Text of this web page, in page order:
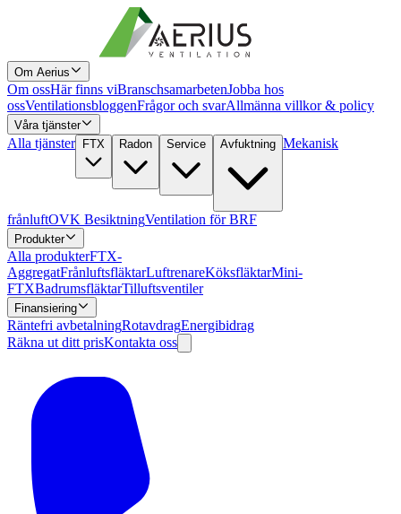
Om Aerius
Om ossHär finns viBranschsamarbetenJobba hos
ossVentilationsbloggenFrågor och svarAllmänna villkor & policy
Våra tjänster
Alla tjänster FTX Radon Service Avfuktning Mekanisk
frånluftOVK BesiktningVentilation för BRF
Produkter
Alla produkterFTX-
AggregatFrånluftsfläktarLuftrenareKöksfläktarMini-
FTXBadrumsfläktarTilluftsventiler
Finansiering
Räntefri avbetalningRotavdragEnergibidrag
Räkna ut ditt prisKontakta oss